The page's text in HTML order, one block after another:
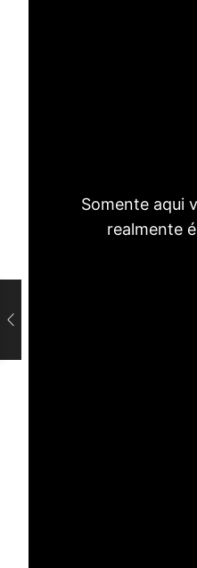
Somente aqui
realmente